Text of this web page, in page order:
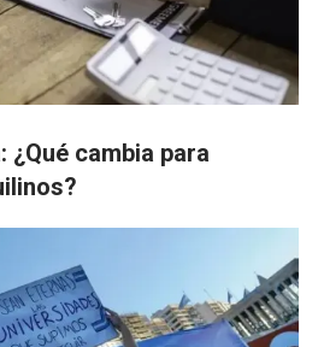
cambia para